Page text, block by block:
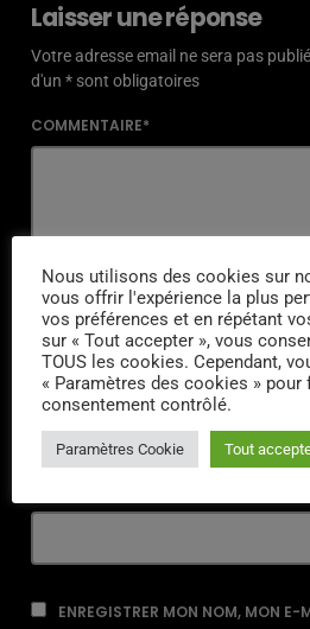
Laisser une réponse
Votre adresse email ne sera pas
d'un * sont obligatoires
COMMENTAIRE*
NOM*
EMAIL*
ENREGISTRER MON NOM, MON E-
Nous utilisons des cookies sur
vous offrir l'expérience la plus
vos préférences et en répétant
sur « Tout accepter », vous
TOUS les cookies. Cependant,
« Paramètres des cookies » pour
consentement contrôlé.
Paramètres Cookie Tout